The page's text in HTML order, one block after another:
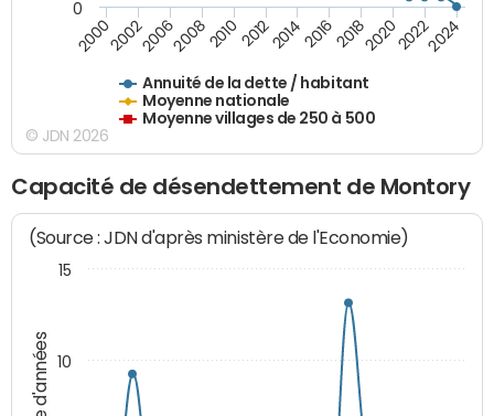
Annuité de la dette / habitant
Moyenne nationale
Moyenne villages de 250 à 500
200020022006200820102012201420162018202020222024
0
© JDN 2026
Capacité de désendettement de Montory
(Source : JDN d'après ministère de l'Economie)
10
15